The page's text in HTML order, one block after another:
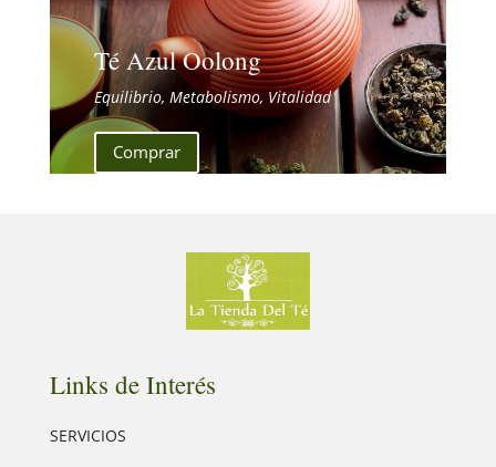
Té Azul Oolong
Equilibrio, Metabolismo, Vitalidad
Comprar
Links de Interés
SERVICIOS